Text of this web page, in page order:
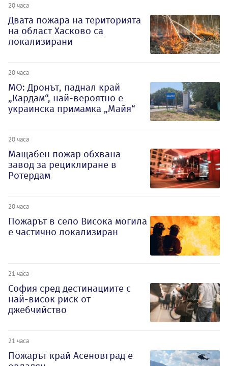
20 часа
Двата пожара на територията
на област Хасково са
локализирани
20 часа
МО: Дронът, паднал край
„Кардам“, най-вероятно е
украинска примамка „Майя“
20 часа
Мащабен пожар обхвана
завод за рециклиране в
Ротердам
20 часа
Пожарът в село Висока могила
е частично локализиран
21 часа
София сред дестинациите с
най-висок риск от
джебчийство
21 часа
Пожарът край Асеновград е